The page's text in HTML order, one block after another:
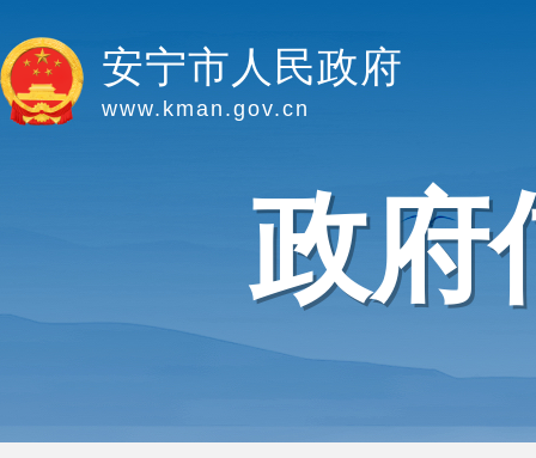
安宁市人民政府
www.kman.gov.cn
政府